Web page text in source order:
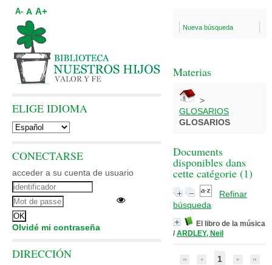
Nueva búsqueda
Materias
>
GLOSARIOS
GLOSARIOS
Documents
disponibles dans
cette catégorie (1)
Refinar
búsqueda
El libro de la música
/ ARDLEY, Neil
1
A- A A+
ELIGE IDIOMA
CONECTARSE
acceder a su cuenta de usuario
Olvidé mi contraseña
DIRECCIÓN